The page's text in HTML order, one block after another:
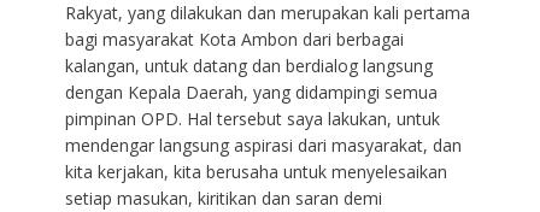
Rakyat, yang dilakukan dan merupakan kali pertama
bagi masyarakat Kota Ambon dari berbagai
kalangan, untuk datang dan berdialog langsung
dengan Kepala Daerah, yang didampingi semua
pimpinan OPD. Hal tersebut saya lakukan, untuk
mendengar langsung aspirasi dari masyarakat, dan
kita kerjakan, kita berusaha untuk menyelesaikan
setiap masukan, kiritikan dan saran demi